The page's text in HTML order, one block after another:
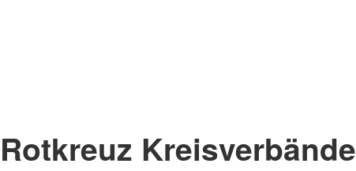
Rotkreuz Kreisverbände